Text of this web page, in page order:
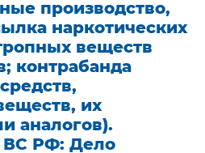
производство,
наркотических
веществ
контрабанда
их
аналогов).
ВС РФ: Дело